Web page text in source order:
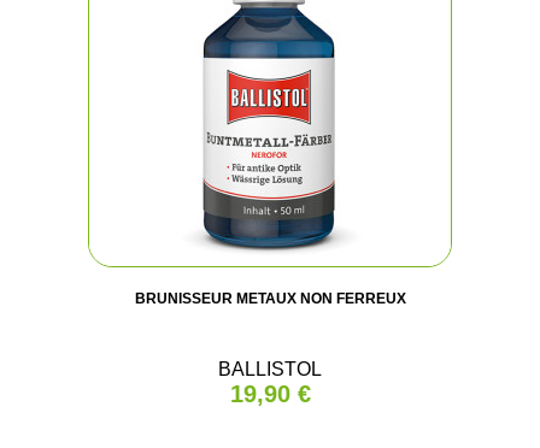
BRUNISSEUR METAUX NON FERREUX
BALLISTOL
19,90 €